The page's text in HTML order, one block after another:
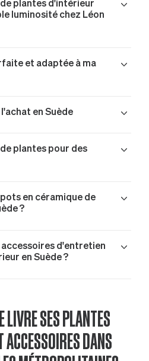
plantes d'intérieur
luminosité chez Léon
et adaptée à ma
en Suède
Zanzibar en Suède
en Suède
en Suède
Abidjan en Suède
plantes pour des
en céramique de
?
d'entretien
en Suède ?
LIVRE SES PLANTES
DANS